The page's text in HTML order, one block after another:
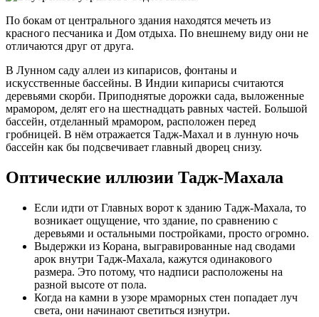
По бокам от центрального здания находятся мечеть из
красного песчаника и Дом отдыха. По внешнему виду они не
отличаются друг от друга.
В Лунном саду аллеи из кипарисов, фонтаны и
искусственные бассейны. В Индии кипарисы считаются
деревьями скорби. Приподнятые дорожки сада, выложенные
мрамором, делят его на шестнадцать равных частей. Большой
бассейн, отделанный мрамором, расположен перед
гробницей. В нём отражается Тадж-Махал и в лунную ночь
бассейн как бы подсвечивает главный дворец снизу.
Оптические иллюзии Тадж-Махала
Если идти от Главных ворот к зданию Тадж-Махала, то
возникает ощущение, что здание, по сравнению с
деревьями и остальными постройками, просто огромно.
Выдержки из Корана, выгравированные над сводами
арок внутри Тадж-Махала, кажутся одинакового
размера. Это потому, что надписи расположены на
разной высоте от пола.
Когда на камни в узоре мраморных стен попадает луч
света, они начинают светиться изнутри.